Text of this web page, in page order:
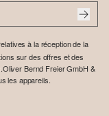
à la réception de la
sur des offres et des
Bernd Freier GmbH &
les appareils.